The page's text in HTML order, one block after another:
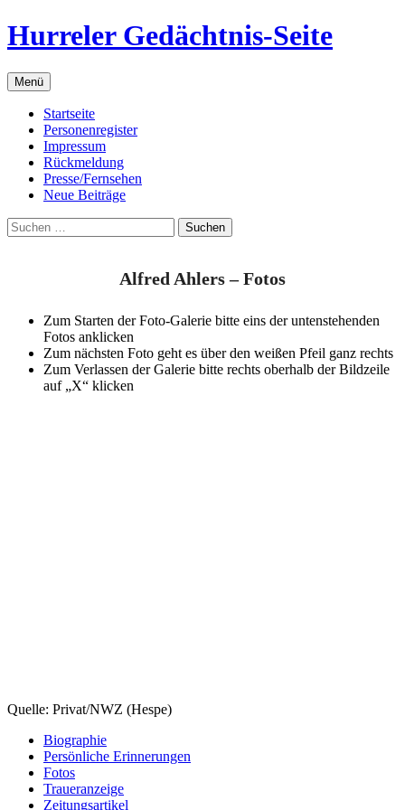
Zum
Inhalt
Hurreler Gedächtnis-Seite
Menü
Startseite
Personenregister
Impressum
Rückmeldung
Presse/Fernsehen
Neue Beiträge
Suchen
nach:
Alfred Ahlers – Fotos
Zum Starten der Foto-Galerie bitte eins der untenstehenden
Fotos anklicken
Zum nächsten Foto geht es über den weißen Pfeil ganz rechts
Zum Verlassen der Galerie bitte rechts oberhalb der Bildzeile
auf „X“ klicken
Quelle: Privat/NWZ (Hespe)
Biographie
Persönliche Erinnerungen
Fotos
Traueranzeige
Zeitungsartikel